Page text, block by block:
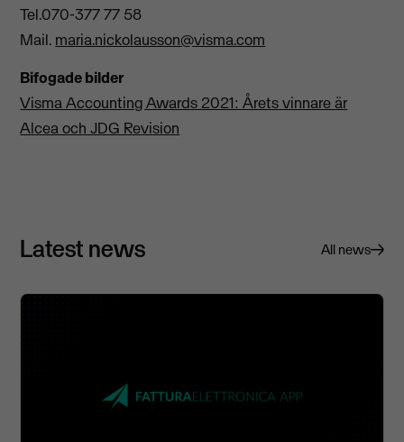
Tel.070-377 77 58
Mail. maria.nickolausson@visma.com
Bifogade bilder
Visma Accounting Awards 2021: Årets vinnare är
Alcea och JDG Revision
Latest news All news